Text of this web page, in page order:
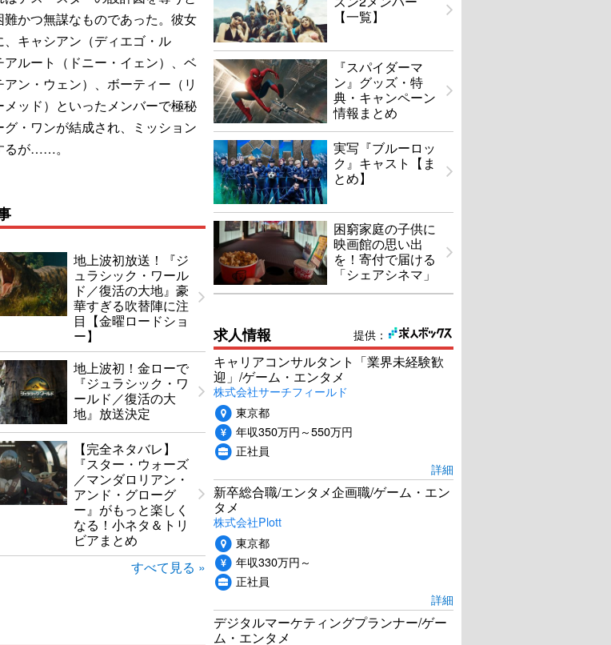
難かつ無謀なものであった。彼女
、キャシアン（ディエゴ・ル
アルート（ドニー・イェン）、ベ
アン・ウェン）、ボーティー（リ
メッド）といったメンバーで極秘
グ・ワンが結成され、ミッション
るが……。
地上波初放送！『ジ
ュラシック・ワール
ド／復活の大地』豪
華すぎる吹替陣に注
目【金曜ロードショ
ー】
地上波初！金ローで
『ジュラシック・ワ
ールド／復活の大
地』放送決定
【完全ネタバレ】
『スター・ウォーズ
／マンダロリアン・
アンド・グローグ
ー』がもっと楽しく
なる！小ネタ＆トリ
ビアまとめ
すべて見る »
【一覧】
『スパイダーマ
ン』グッズ・特
典・キャンペーン
情報まとめ
実写『ブルーロッ
ク』キャスト【ま
とめ】
困窮家庭の子供に
映画館の思い出
を！寄付で届ける
「シェアシネマ」
提供：
求人情報
キャリアコンサルタント「業界未経験歓
迎」/ゲーム・エンタメ
株式会社サーチフィールド
東京都
年収350万円～550万円
正社員
詳細
新卒総合職/エンタメ企画職/ゲーム・エン
タメ
株式会社Plott
東京都
年収330万円～
正社員
詳細
デジタルマーケティングプランナー/ゲー
ム・エンタメ